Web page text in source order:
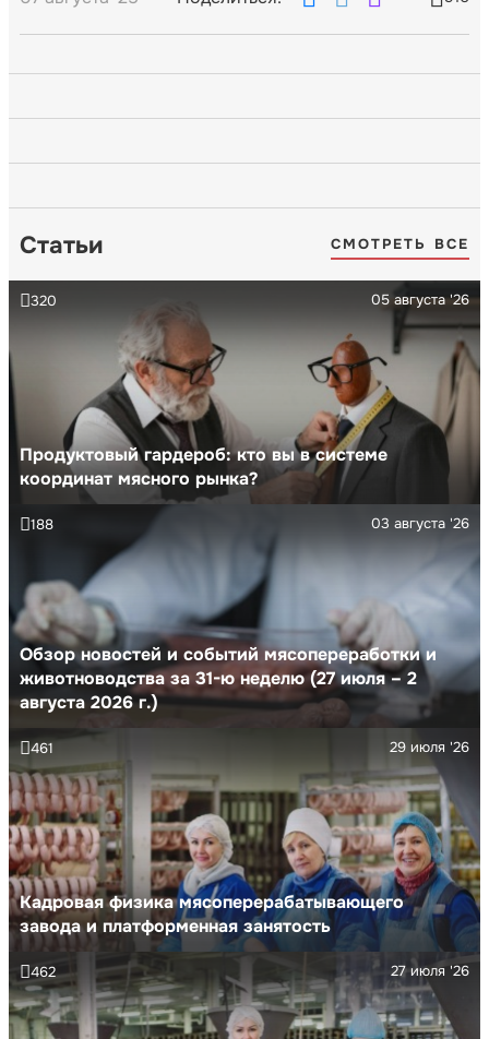
Статьи СМОТРЕТЬ ВСЕ
Продуктовый гардероб: кто вы в системе
координат мясного рынка?
05 августа '26
320
Обзор новостей и событий мясопереработки и
животноводства за 31-ю неделю (27 июля – 2
августа 2026 г.)
03 августа '26
188
Кадровая физика мясоперерабатывающего
завода и платформенная занятость
29 июля '26
461
27 июля '26
462